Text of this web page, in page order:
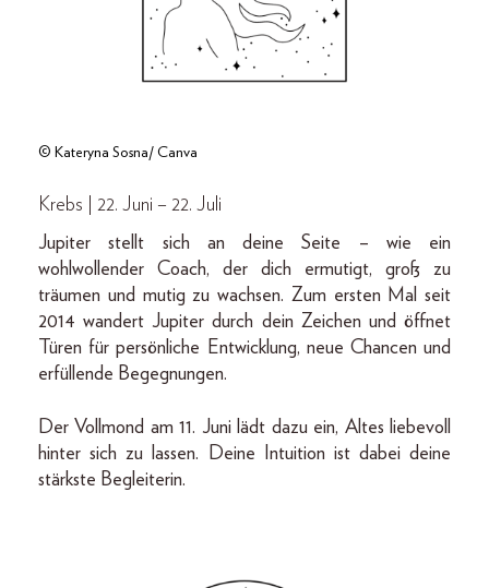
© Kateryna Sosna/ Canva
Krebs | 22. Juni – 22. Juli
Jupiter stellt sich an deine Seite – wie ein
wohlwollender Coach, der dich ermutigt, groß zu
träumen und mutig zu wachsen. Zum ersten Mal seit
2014 wandert Jupiter durch dein Zeichen und öffnet
Türen für persönliche Entwicklung, neue Chancen und
erfüllende Begegnungen.
Der Vollmond am 11. Juni lädt dazu ein, Altes liebevoll
hinter sich zu lassen. Deine Intuition ist dabei deine
stärkste Begleiterin.